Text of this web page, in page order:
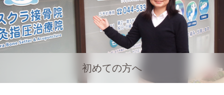
初めての方へ